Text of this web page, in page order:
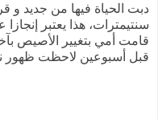
دبت الحياة فيها من جديد و
سنتيمترات، هذا يعتبر
قامت أمي بتغيير الأصيص
قبل أسبوعين لاحظت ظهور